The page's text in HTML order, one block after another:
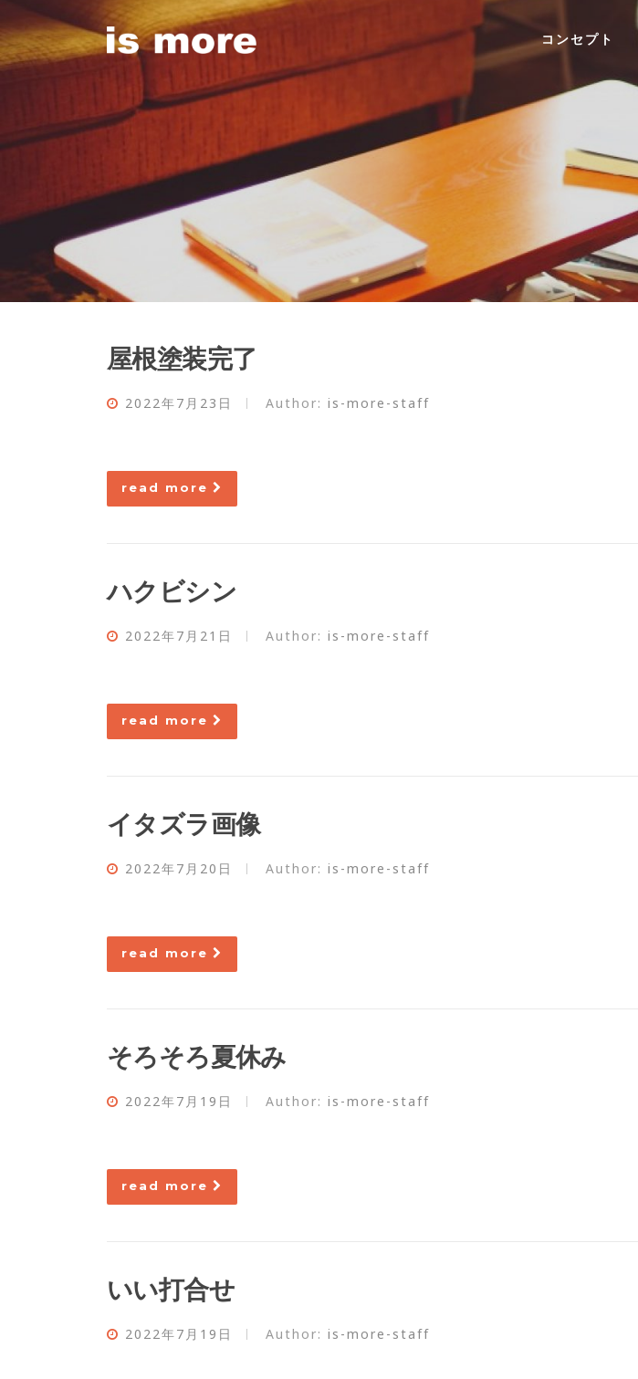
Skip
to
content
コンセプト
屋根塗装完了
2022年7月23日 Author: is-more-staff
read more
ハクビシン
2022年7月21日 Author: is-more-staff
read more
イタズラ画像
2022年7月20日 Author: is-more-staff
read more
そろそろ夏休み
2022年7月19日 Author: is-more-staff
read more
いい打合せ
2022年7月19日 Author: is-more-staff